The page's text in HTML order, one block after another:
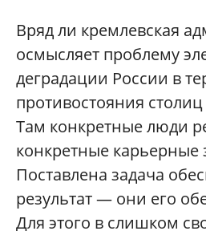
Вряд ли кремлевская
осмысляет проблему
деградации России в
противостояния
Там конкретные люди
конкретные карьерные
Поставлена задача
результат — они его
Для этого в слишком